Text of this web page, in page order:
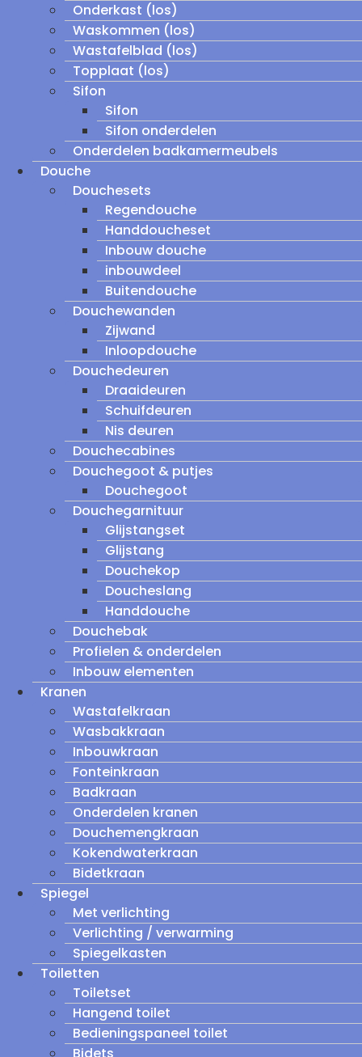
Onderkast (los)
Waskommen (los)
Wastafelblad (los)
Topplaat (los)
Sifon
Sifon
Sifon onderdelen
Onderdelen badkamermeubels
Douche
Douchesets
Regendouche
Handdoucheset
Inbouw douche
inbouwdeel
Buitendouche
Douchewanden
Zijwand
Inloopdouche
Douchedeuren
Draaideuren
Schuifdeuren
Nis deuren
Douchecabines
Douchegoot & putjes
Douchegoot
Douchegarnituur
Glijstangset
Glijstang
Douchekop
Doucheslang
Handdouche
Douchebak
Profielen & onderdelen
Inbouw elementen
Kranen
Wastafelkraan
Wasbakkraan
Inbouwkraan
Fonteinkraan
Badkraan
Onderdelen kranen
Douchemengkraan
Kokendwaterkraan
Bidetkraan
Spiegel
Met verlichting
Verlichting / verwarming
Spiegelkasten
Toiletten
Toiletset
Hangend toilet
Bedieningspaneel toilet
Bidets